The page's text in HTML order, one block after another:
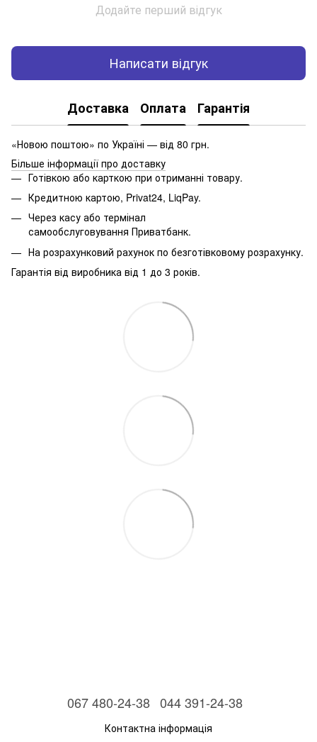
Додайте перший відгук
Написати відгук
Доставка Оплата Гарантія
«Новою поштою» по Україні — від 80 грн.
Більше інформації про доставку
Готівкою або карткою при отриманні товару.
Кредитною картою, Privat24, LiqPay.
Через касу або термінал
самообслуговування Приватбанк.
На розрахунковий рахунок по безготівковому розрахунку.
Гарантія від виробника від 1 до 3 років.
067 480-24-38 044 391-24-38
Контактна інформація